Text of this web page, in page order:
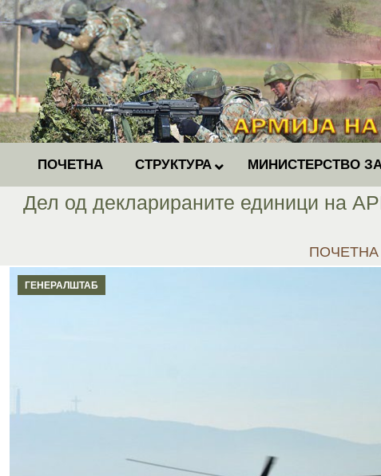
ПОЧЕТНА СТРУКТУРА МИНИСТЕРСТВО
Дел од декларираните единици на
You are
ПОЧЕТНА
ГЕНЕРАЛШТАБ